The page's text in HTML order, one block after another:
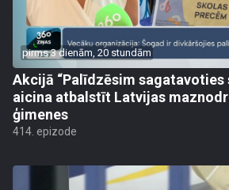
pirms 3 dienām, 20 stundām
Akcijā “Palīdzēsim sagatavoties
aicina atbalstīt Latvijas
ģimenes
414. epizode